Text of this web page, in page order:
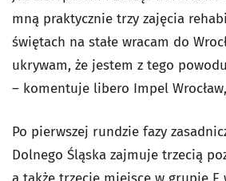
mną praktycznie trzy zajęcia
świętach na stałe wracam do
ukrywam, że jestem z tego
– komentuje libero Impel
Po pierwszej rundzie fazy
Dolnego Śląska zajmuje trzecią